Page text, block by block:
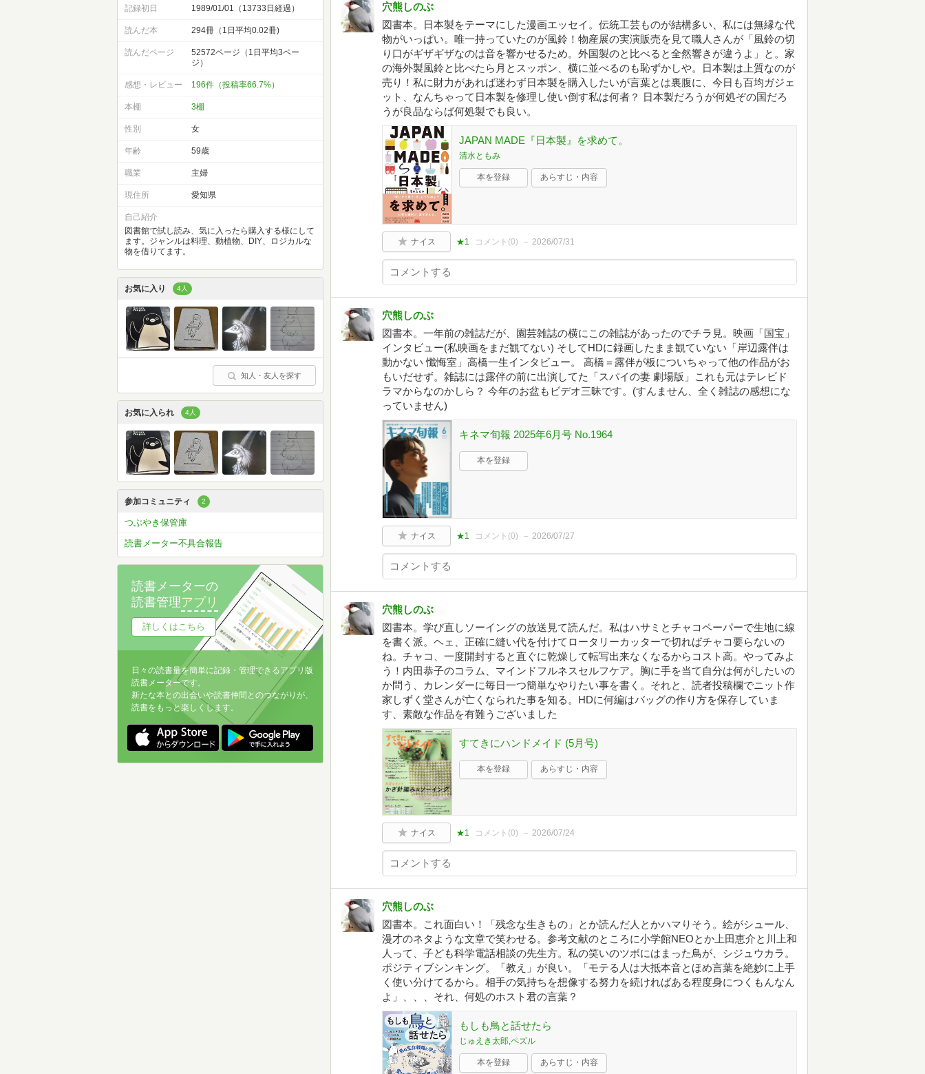
穴熊しのぶ
図書本。日本製をテーマにした漫画エッセイ。伝統工芸ものが結構多い、私には無縁な代
物がいっぱい。唯一持っていたのが風鈴！物産展の実演販売を見て職人さんが「風鈴の切
り口がギザギザなのは音を響かせるため。外国製のと比べると全然響きが違うよ」と。家
の海外製風鈴と比べたら月とスッポン、横に並べるのも恥ずかしや。日本製は上質なのが
売り！私に財力があれば迷わず日本製を購入したいが言葉とは裏腹に、今日も百均ガジェ
ット、なんちゃって日本製を修理し使い倒す私は何者？ 日本製だろうが何処ぞの国だろ
うが良品ならば何処製でも良い。
JAPAN MADE『日本製』を求めて。
清水ともみ
本を登録 あらすじ・内容
ナイス ★1 コメント(0) 2026/07/31
穴熊しのぶ
図書本。一年前の雑誌だが、園芸雑誌の横にこの雑誌があったのでチラ見。映画「国宝」
インタビュー(私映画をまだ観てない) そしてHDに録画したまま観ていない「岸辺露伴は
動かない 懺悔室」高橋一生インタビュー。 高橋＝露伴が板についちゃって他の作品がお
もいだせず。雑誌には露伴の前に出演してた「スパイの妻 劇場版」これも元はテレビド
ラマからなのかしら？ 今年のお盆もビデオ三昧です。(すんません、全く雑誌の感想にな
っていません)
キネマ旬報 2025年6月号 No.1964
本を登録
ナイス ★1 コメント(0) 2026/07/27
穴熊しのぶ
図書本。学び直しソーイングの放送見て読んだ。私はハサミとチャコペーパーで生地に線
を書く派。ヘェ、正確に縫い代を付けてロータリーカッターで切ればチャコ要らないの
ね。チャコ、一度開封すると直ぐに乾燥して転写出来なくなるからコスト高。やってみよ
う！内田恭子のコラム、マインドフルネスセルフケア。胸に手を当て自分は何がしたいの
か問う、カレンダーに毎日一つ簡単なやりたい事を書く。それと、読者投稿欄でニット作
家しずく堂さんが亡くなられた事を知る。HDに何編はバッグの作り方を保存していま
す、素敵な作品を有難うございました
すてきにハンドメイド (5月号)
本を登録 あらすじ・内容
ナイス ★1 コメント(0) 2026/07/24
穴熊しのぶ
図書本。これ面白い！「残念な生きもの」とか読んだ人とかハマりそう。絵がシュール、
漫才のネタような文章で笑わせる。参考文献のところに小学館NEOとか上田恵介と川上和
人って、子ども科学電話相談の先生方。私の笑いのツボにはまった鳥が、シジュウカラ。
ポジティブシンキング。「教え」が良い。「モテる人は大抵本音とほめ言葉を絶妙に上手
く使い分けてるから。相手の気持ちを想像する努力を続ければある程度身につくもんなん
よ」、、、それ、何処のホスト君の言葉？
もしも鳥と話せたら
じゅえき太郎,ペズル
本を登録 あらすじ・内容
記録初日 1989/01/01（13733日経過）
読んだ本 294冊（1日平均0.02冊)
読んだページ
52572ページ（1日平均3ペー
ジ）
感想・レビュー 196件（投稿率66.7%）
本棚 3棚
性別 女
年齢 59歳
職業 主婦
現住所 愛知県
自己紹介
図書館で試し読み、気に入ったら購入する様にして
ます。ジャンルは料理、動植物、DIY、ロジカルな
物を借りてます。
お気に入り 4人
知人・友人を探す
お気に入られ 4人
参加コミュニティ 2
つぶやき保管庫
読書メーター不具合報告
読書メーターの
読書管理アプリ
詳しくはこちら
日々の読書量を簡単に記録・管理できるアプリ版
読書メーターです。
新たな本との出会いや読書仲間とのつながりが、
読書をもっと楽しくします。